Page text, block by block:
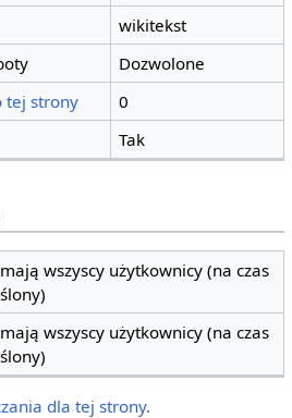
wikitekst
Dozwolone
tej strony
0
Tak
wszyscy użytkownicy (na czas
wszyscy użytkownicy (na czas
dla tej strony.